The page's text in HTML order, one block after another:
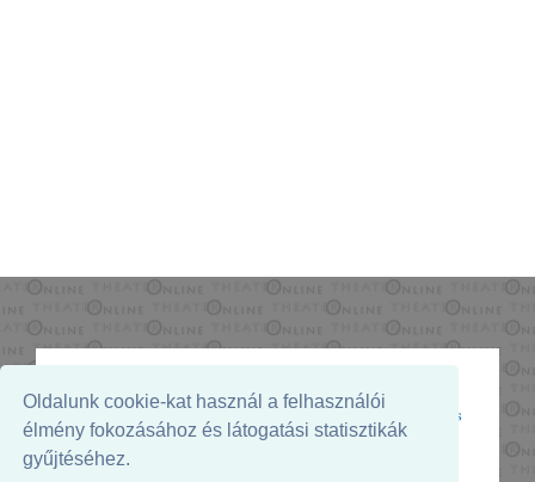
Oldalunk cookie-kat használ a felhasználói
élmény fokozásához és látogatási statisztikák
gyűjtéséhez.
Az oldal megjelenését támogatja: